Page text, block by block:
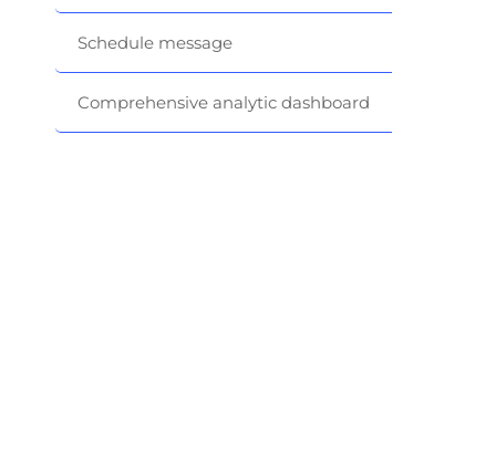
Schedule message
Comprehensive analytic dashboard